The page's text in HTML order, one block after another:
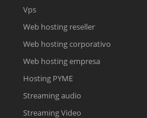
online
la reunión online.
Cotización
contactaremos a la brevedad.
Online
fuera de línea. Complete el formulario
con sus datos personales.
Vps
Web hosting reseller
Web hosting corporativo
Web hosting empresa
Hosting PYME
Streaming audio
Streaming Video